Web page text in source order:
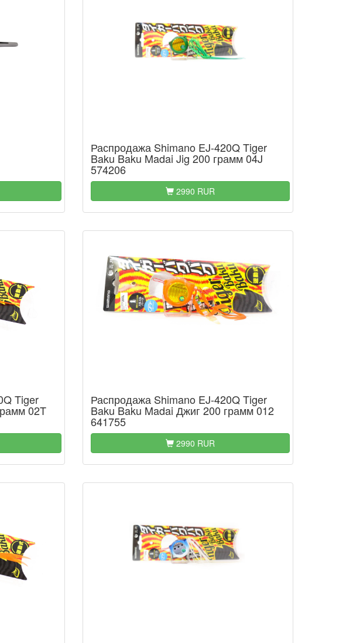
Распродажа Shimano EJ-420Q Tiger
Baku Baku Madai Jig 200 грамм 04J
574206
2990 RUR
Tiger
02T
Распродажа Shimano EJ-420Q Tiger
Baku Baku Madai Джиг 200 грамм 012
641755
2990 RUR